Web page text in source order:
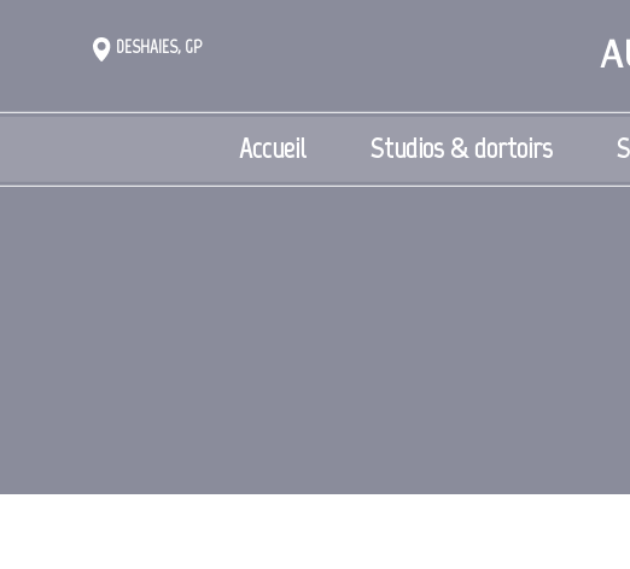
DESHAIES, GP
Accueil Studios & dortoirs